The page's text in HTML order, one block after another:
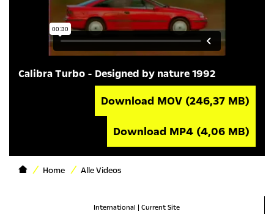
Calibra Turbo - Designed by nature 1992
Download MOV (246,37 MB)
Download MP4 (4,06 MB)
Home Alle Videos
International | Current Site